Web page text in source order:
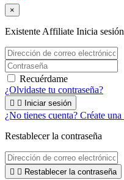
×
Existente Affiliate Inicia sesión
Recuérdame
¿Olvidaste tu contraseña?
  Iniciar sesión
¿No tienes cuenta? Créate
Restablecer la contraseña
  Restablecer la contraseña